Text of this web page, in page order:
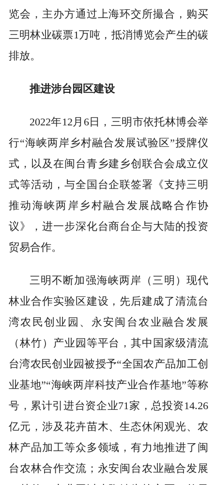
览会，主办方通过上海环交所撮合，购买
三明林业碳票1万吨，抵消博览会产生的碳
排放。
推进涉台园区建设
2022年12月6日，三明市依托林博会举
行“海峡两岸乡村融合发展试验区”授牌仪
式，以及在闽台青乡建乡创联合会成立仪
式等活动，与全国台企联签署《支持三明
推动海峡两岸乡村融合发展战略合作协
议》，进一步深化台商台企与大陆的投资
贸易合作。
三明不断加强海峡两岸（三明）现代
林业合作实验区建设，先后建成了清流台
湾农民创业园、永安闽台农业融合发展
（林竹）产业园等平台，其中国家级清流
台湾农民创业园被授予“全国农产品加工创
业基地”“海峡两岸科技产业合作基地”等称
号，累计引进台资企业71家，总投资14.26
亿元，涉及花卉苗木、生态休闲观光、农
林产品加工等众多领域，有力地推进了闽
台农林合作交流；永安闽台农业融合发展